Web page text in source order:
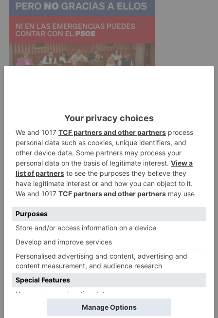
El Instituto para el Deporte y Juventud se lleva
4.3 millones y se queda fuera el plan de
instalaciones deportivas; y Sodebur 3.3
millones. La deuda de la Diputación se sitúa en el
43%.
diputación centrará millones
presupuesto
aspectos
sociales personal planes provinciales
LO + VISTO
1
Castillo y se viste de líder en el
estreno de la Vuelta a Burgos